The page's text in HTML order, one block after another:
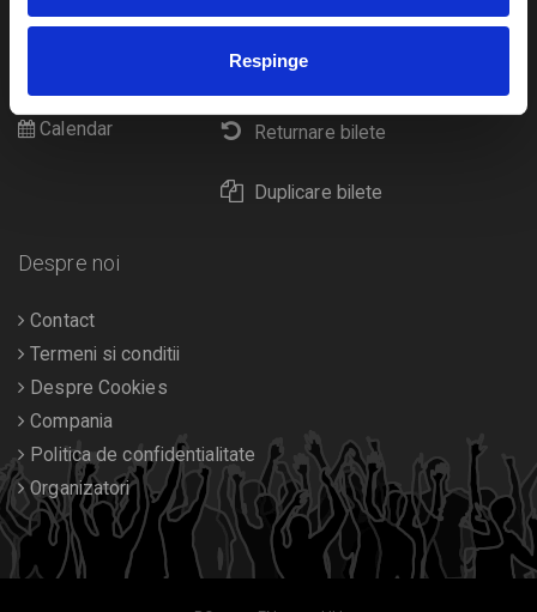
Respinge
eBilet printat acasa
Livrare prin curier
Returnare bilete
Duplicare bilete
Pentru copii
Calendar
Despre noi
Contact
Termeni si conditii
Despre Cookies
Compania
Politica de confidentialitate
Organizatori